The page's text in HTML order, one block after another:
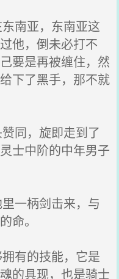
南亚，东南亚这
他，倒未必打不
要是再被缠住，然
下了黑手，那不就
同，旋即走到了
士中阶的中年男子
一柄剑击来，与
命。
有的技能，它是
的具现，也是骑士